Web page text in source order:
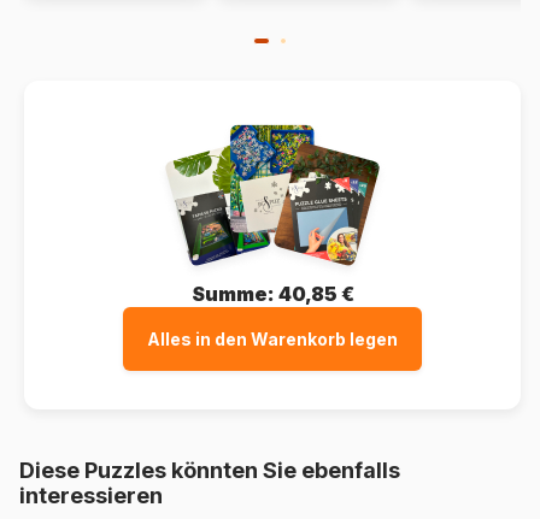
Summe: 40,85 €
Alles in den Warenkorb legen
Diese Puzzles könnten Sie ebenfalls
interessieren